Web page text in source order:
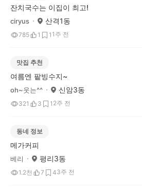
잔치국수는 이집이 최고!
ciryus 산격1동
785 1 1 1주 전
맛집 추천
여름엔 팥빙수지~
oh~웃는^^ 신암3동
321 3 1 2주 전
동네 정보
메가커피
베리 평리3동
1.2천 7 43주 전